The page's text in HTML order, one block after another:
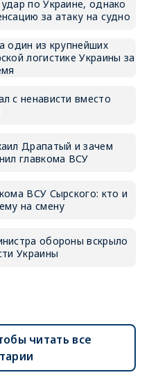
по Украине, однако
за атаку на судно
один из крупнейших
логистике Украины за
с ненависти вместо
Драпатый и зачем
главкома ВСУ
ВСУ Сырского: кто и
на смену
обороны вскрыло
Украины
читать все